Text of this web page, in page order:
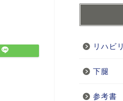
リハビリ
下腿
参考書